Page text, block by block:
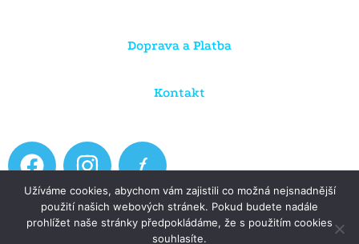
Doprava a Platba
Kontakt
F
a
c
e
I
n
s
t
Copyright © 2026 Dratule.cz
Užíváme cookies, abychom vám zajistili co možná nejsnadnější
použití našich webových stránek. Pokud budete nadále
prohlížet naše stránky předpokládáme, že s použitím cookies
souhlasíte.